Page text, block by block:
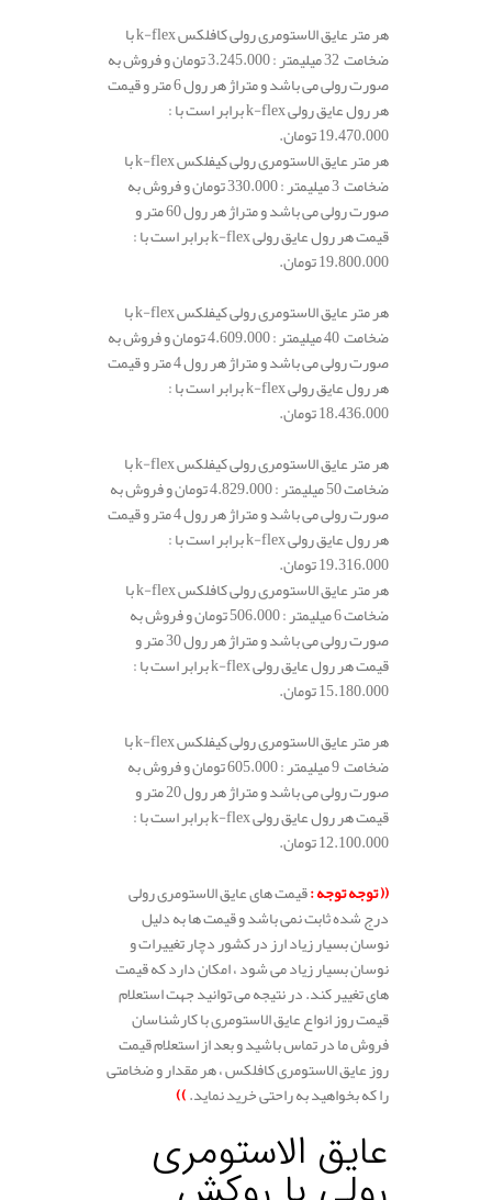
هر متر عایق الاستومری رولی کافلکس k-flex با
ضخامت 32 میلیمتر : 3.245.000 تومان و فروش به
صورت رولی می باشد و متراژ هر رول 6 متر و قیمت
هر رول عایق رولی k-flex برابر است با :
19.470.000 تومان.
هر متر عایق الاستومری رولی کیفلکس k-flex با
ضخامت 3 میلیمتر : 330.000 تومان و فروش به
صورت رولی می باشد و متراژ هر رول 60 متر و
قیمت هر رول عایق رولی k-flex برابر است با :
19.800.000 تومان.
هر متر عایق الاستومری رولی کیفلکس k-flex با
ضخامت 40 میلیمتر : 4.609.000 تومان و فروش به
صورت رولی می باشد و متراژ هر رول 4 متر و قیمت
هر رول عایق رولی k-flex برابر است با :
18.436.000 تومان.
هر متر عایق الاستومری رولی کیفلکس k-flex با
ضخامت 50 میلیمتر : 4.829.000 تومان و فروش به
صورت رولی می باشد و متراژ هر رول 4 متر و قیمت
هر رول عایق رولی k-flex برابر است با :
19.316.000 تومان.
هر متر عایق الاستومری رولی کافلکس k-flex با
ضخامت 6 میلیمتر : 506.000 تومان و فروش به
صورت رولی می باشد و متراژ هر رول 30 متر و
قیمت هر رول عایق رولی k-flex برابر است با :
15.180.000 تومان.
هر متر عایق الاستومری رولی کیفلکس k-flex با
ضخامت 9 میلیمتر : 605.000 تومان و فروش به
صورت رولی می باشد و متراژ هر رول 20 متر و
قیمت هر رول عایق رولی k-flex برابر است با :
12.100.000 تومان.
(( توجه توجه :قیمت های عایق الاستومری رولی
درج شده ثابت نمی باشد و قیمت ها به دلیل
نوسان بسیار زیاد ارز در کشور دچار تغییرات و
نوسان بسیار زیاد می شود ، امکان دارد که قیمت
های تغییر کند. در نتیجه می توانید جهت استعلام
قیمت روز انواع عایق الاستومری با کارشناسان
فروش ما در تماس باشید و بعد از استعلام قیمت
روز عایق الاستومری کافلکس ، هر مقدار و ضخامتی
را که بخواهید به راحتی خرید نماید.))
عایق الاستومری